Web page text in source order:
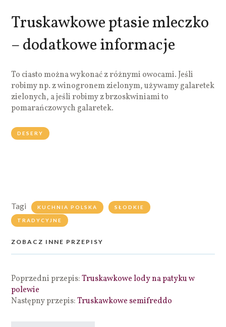
Truskawkowe ptasie mleczko
– dodatkowe informacje
To ciasto można wykonać z różnymi owocami. Jeśli
robimy np. z winogronem zielonym, używamy galaretek
zielonych, a jeśli robimy z brzoskwiniami to
pomarańczowych galaretek.
DESERY
Tagi KUCHNIA POLSKA SŁODKIE
TRADYCYJNE
ZOBACZ INNE PRZEPISY
Poprzedni przepis:Truskawkowe lody na patyku w
polewie
Następny przepis:Truskawkowe semifreddo